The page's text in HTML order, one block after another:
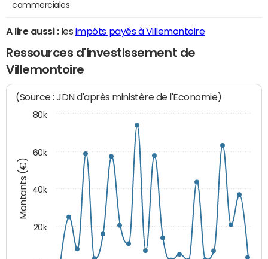
commerciales
A lire aussi :les impôts payés à Villemontoire
Ressources d'investissement de
Villemontoire
Montants (€)
(Source : JDN d'après ministère de l'Economie)
20k
40k
60k
80k